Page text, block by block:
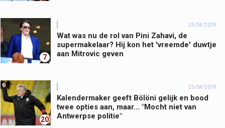
7
25/04/2019
Wat was nu de rol van Pini Zahavi, de
supermakelaar? Hij kon het 'vreemde' duwtje
aan Mitrovic geven
20
25/04/2019
Kalendermaker geeft Bölöni gelijk en bood
twee opties aan, maar... "Mocht niet van
Antwerpse politie"